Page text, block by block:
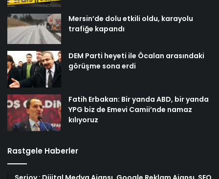
Mersin’de dolu etkili oldu, karayolu
trafiğe kapandı
DEM Parti heyeti ile Öcalan arasındaki
görüşme sona erdi
Fatih Erbakan: Bir yanda ABD, bir yanda
YPG biz de Emevi Camii’nde namaz
kılıyoruz
Rastgele Haberler